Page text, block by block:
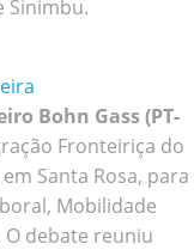
Sinimbu.
Bohn Gass (PT-
Fronteiriça do
Santa Rosa, para
Mobilidade
debate reuniu